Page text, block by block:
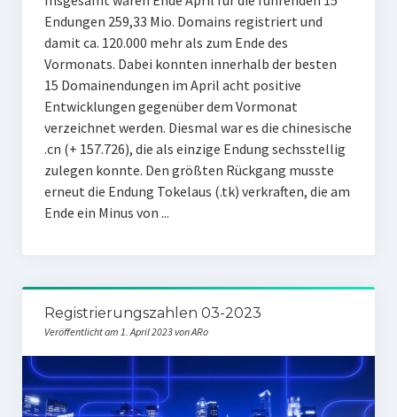
Endungen 259,33 Mio. Domains registriert und
damit ca. 120.000 mehr als zum Ende des
Vormonats. Dabei konnten innerhalb der besten
15 Domainendungen im April acht positive
Entwicklungen gegenüber dem Vormonat
verzeichnet werden. Diesmal war es die chinesische
.cn (+ 157.726), die als einzige Endung sechsstellig
zulegen konnte. Den größten Rückgang musste
erneut die Endung Tokelaus (.tk) verkraften, die am
Ende ein Minus von ...
Registrierungszahlen 03-2023
Veröffentlicht am 1. April 2023 von ARo